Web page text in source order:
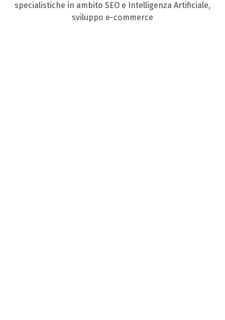
specialistiche in ambito SEO e Intelligenza Artificiale,
sviluppo e-commerce